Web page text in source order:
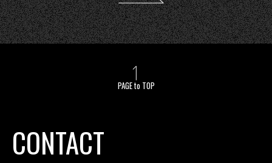
PAGE to TOP
CONTACT